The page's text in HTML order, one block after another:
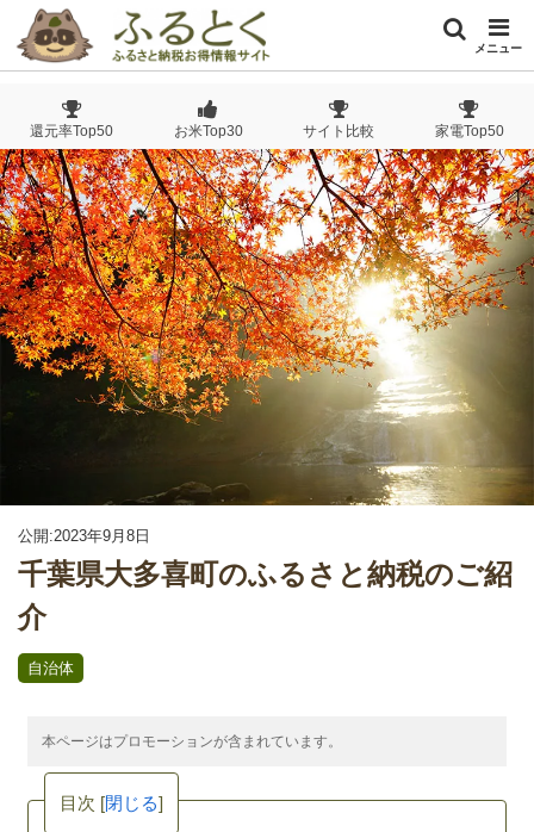
メニュー
還元率Top50 お米Top30 サイト比較 家電Top50
公開:2023年9月8日
千葉県大多喜町のふるさと納税のご紹
介
自治体
本ページはプロモーションが含まれています。
目次 [閉じる]